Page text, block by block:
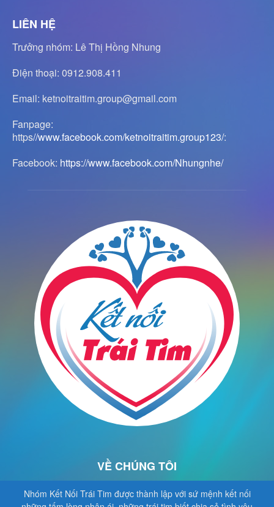
LIÊN HỆ
Trưởng nhóm: Lê Thị Hồng Nhung
Điện thoại: 0912.908.411
Email: ketnoitraitim.group@gmail.com
Fanpage:
https//www.facebook.com/ketnoitraitim.group123/:
Facebook: https://www.facebook.com/Nhungnhe/
VỀ CHÚNG TÔI
Nhóm Kết Nối Trái Tim được thành lập với sứ mệnh kết nối